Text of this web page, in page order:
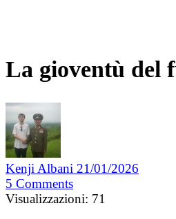
La gioventù del
Kenji Albani 21/01/2026
5 Comments
Visualizzazioni: 71